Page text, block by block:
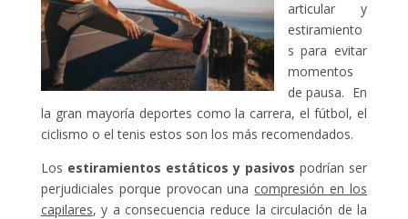
articular y
estiramiento
s para evitar
momentos
de pausa. En
la gran mayoría deportes como la carrera, el fútbol, el
ciclismo o el tenis estos son los más recomendados.
Los estiramientos estáticos y pasivos podrían ser
perjudiciales porque provocan una compresión en los
capilares, y a consecuencia reduce la circulación de la